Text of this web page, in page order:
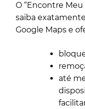
O “Encontre
saiba
Google Maps e
até